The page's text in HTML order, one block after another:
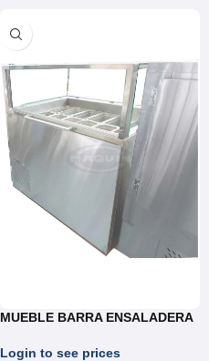
MUEBLE BARRA ENSALADERA
Login to see prices